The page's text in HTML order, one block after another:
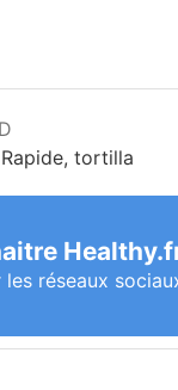
tortilla
réseaux